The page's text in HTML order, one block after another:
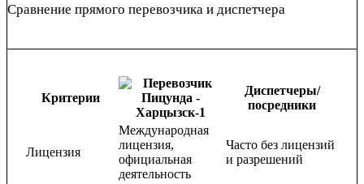
Сравнение прямого перевозчика и диспетчера
Критерии
Диспетчеры/
посредники
Лицензия
Международная
лицензия,
официальная
деятельность
Часто без лицензий
и разрешений